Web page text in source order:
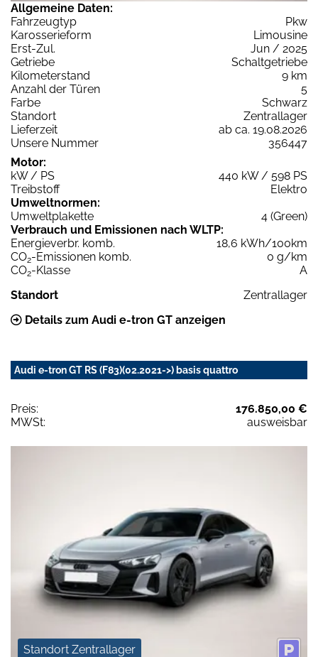
Allgemeine Daten:
Fahrzeugtyp
Pkw
Karosserieform
Limousine
Erst-Zul.
Jun / 2025
Getriebe
Schaltgetriebe
Kilometerstand
9 km
Anzahl der Türen
5
Farbe
Schwarz
Standort
Zentrallager
Lieferzeit
ab ca. 19.08.2026
Unsere Nummer
356447
Motor:
kW / PS
440 kW / 598 PS
Treibstoff
Elektro
Umweltnormen:
Umweltplakette
4 (Green)
Verbrauch und Emissionen nach WLTP:
Energieverbr. komb.
18,6 kWh/100km
CO2-Emissionen komb.
0 g/km
CO2-Klasse
A
Standort
Zentrallager
Details zum Audi e-tron GT anzeigen
Audi e-tron GT RS (F83)(02.2021->) basis quattro
Preis:
176.850,00 €
MWSt:
ausweisbar
Standort Zentrallager